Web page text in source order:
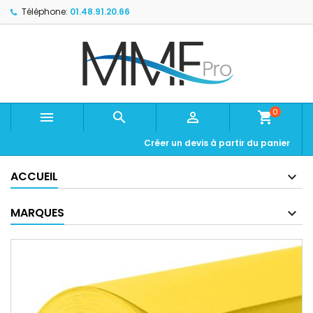
Téléphone: 01.48.91.20.66
   shopping_cart0
Créer un devis à partir du panier
ACCUEIL
MARQUES